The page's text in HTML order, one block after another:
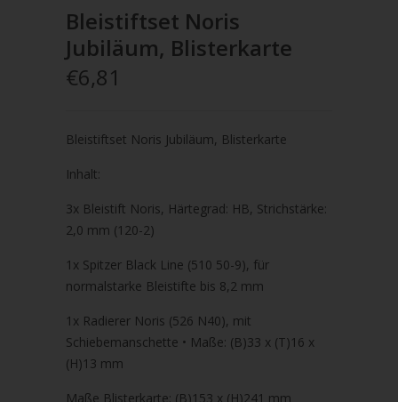
Bleistiftset Noris
Jubiläum, Blisterkarte
€6,81
Bleistiftset Noris Jubiläum, Blisterkarte
Inhalt:
3x Bleistift Noris, Härtegrad: HB, Strichstärke:
2,0 mm (120-2)
1x Spitzer Black Line (510 50-9), für
normalstarke Bleistifte bis 8,2 mm
1x Radierer Noris (526 N40), mit
Schiebemanschette • Maße: (B)33 x (T)16 x
(H)13 mm
Maße Blisterkarte: (B)153 x (H)241 mm